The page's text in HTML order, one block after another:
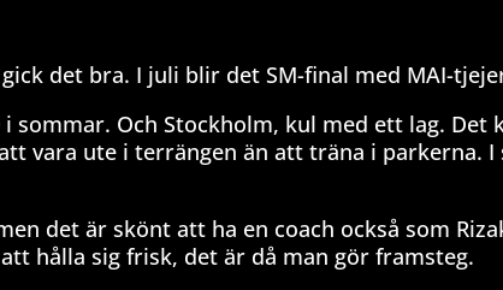
det bra. I juli blir det SM-final med MAI-
sommar. Och Stockholm, kul med ett lag. Det
vara ute i terrängen än att träna i parkerna.
det är skönt att ha en coach också som
hålla sig frisk, det är då man gör framsteg.